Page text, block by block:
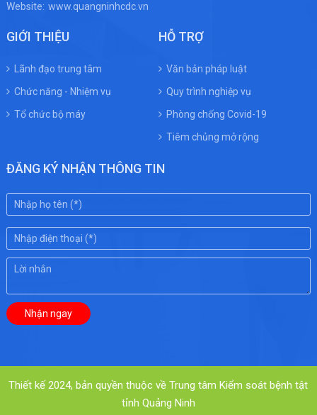
Website: www.quangninhcdc.vn
GIỚI THIỆU
Lãnh đạo trung tâm
Chức năng - Nhiệm vụ
Tổ chức bộ máy
HỖ TRỢ
Văn bản pháp luật
Quy trình nghiệp vụ
Phòng chống Covid-19
Tiêm chủng mở rộng
ĐĂNG KÝ NHẬN THÔNG TIN
Thiết kế 2024, bản quyền thuộc về Trung tâm Kiểm soát bệnh tật
tỉnh Quảng Ninh